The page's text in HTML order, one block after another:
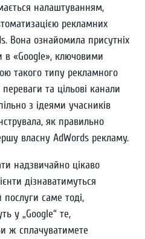
налаштуванням,
рекламних
Вона ознайомила присутніх
в «Google», ключовими
такого типу рекламного
та цільові канали
з ідеями учасників
як правильно
власну AdWords рекламу.
надзвичайно цікаво
дізнаватимуться
саме тоді,
у „Google“ те,
ж сплачуватимете